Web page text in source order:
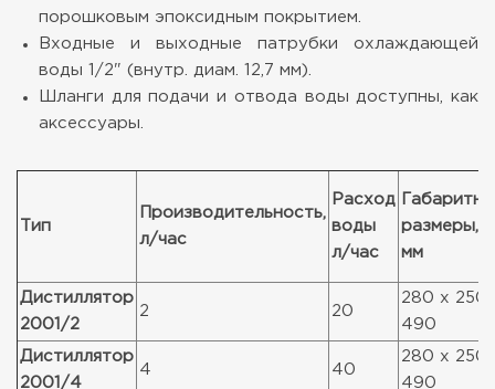
порошковым эпоксидным покрытием.
Входные и выходные патрубки охлаждающей
воды 1/2" (внутр. диам. 12,7 мм).
Шланги для подачи и отвода воды доступны, как
аксессуары.
Тип
Производительность,
л/час
Расход
воды
л/час
размеры,
мм
Дистиллятор
2001/2
2 20
280 x 250
490
Дистиллятор
2001/4
4 40
280 x 250
490